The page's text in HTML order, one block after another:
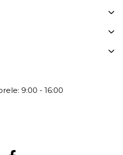
9:00 - 16:00